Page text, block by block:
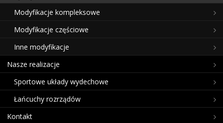
Modyfikacje kompleksowe
Modyfikacje częściowe
Inne modyfikacje
Nasze realizacje
Sportowe układy wydechowe
Łańcuchy rozrządów
Kontakt